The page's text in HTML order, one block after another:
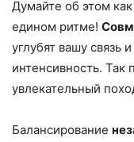
Думайте об этом
едином ритме!
углубят вашу связь
интенсивность.
увлекательный
Балансирование